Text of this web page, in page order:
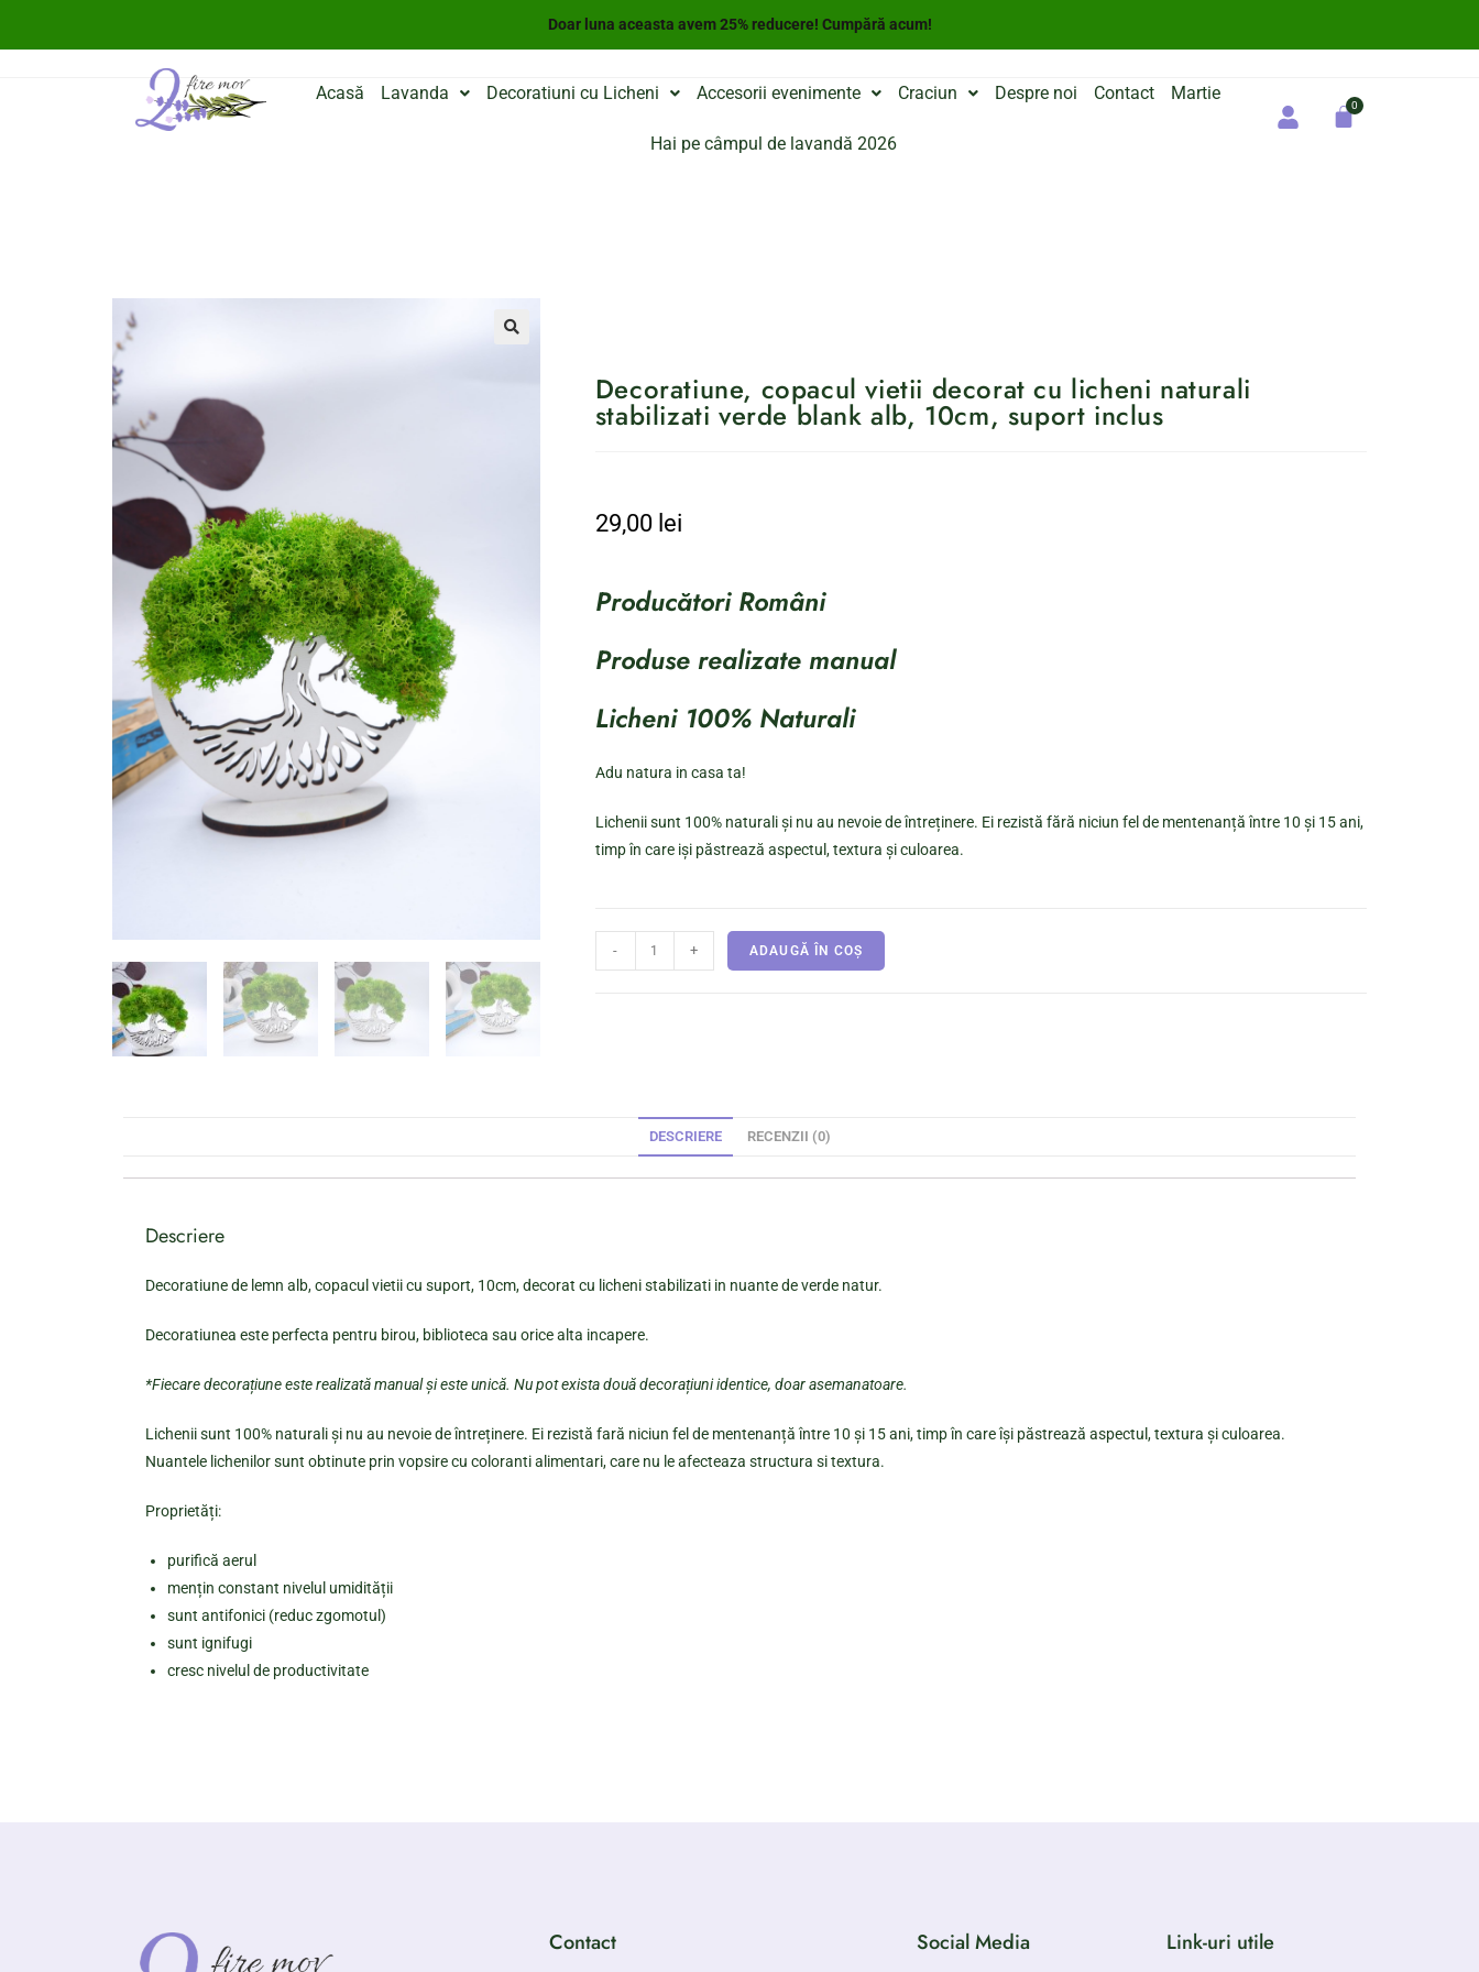
Doar luna aceasta avem 25% reducere! Cumpără acum!
Acasă Lavanda Decoratiuni cu Licheni Accesorii evenimente Craciun Despre noi Contact Martie
Hai pe câmpul de lavandă 2026
Decoratiune, copacul vietii decorat cu licheni naturali
stabilizati verde blank alb, 10cm, suport inclus
29,00 lei
Producători Români
Produse realizate manual
Licheni 100% Naturali
Adu natura in casa ta!
Lichenii sunt 100% naturali și nu au nevoie de întreținere. Ei rezistă fără niciun fel de mentenanță între 10 și 15 ani,
timp în care iși păstrează aspectul, textura și culoarea.
- + ADAUGĂ ÎN COȘ
DESCRIERE RECENZII (0)
Descriere
Decoratiune de lemn alb, copacul vietii cu suport, 10cm, decorat cu licheni stabilizati in nuante de verde natur.
Decoratiunea este perfecta pentru birou, biblioteca sau orice alta incapere.
*Fiecare decorațiune este realizată manual și este unică. Nu pot exista două decorațiuni identice, doar asemanatoare.
Lichenii sunt 100% naturali și nu au nevoie de întreținere. Ei rezistă fară niciun fel de mentenanță între 10 și 15 ani, timp în care își păstrează aspectul, textura și culoarea.
Nuantele lichenilor sunt obtinute prin vopsire cu coloranti alimentari, care nu le afecteaza structura si textura.
Proprietăți:
purifică aerul
mențin constant nivelul umidității
sunt antifonici (reduc zgomotul)
sunt ignifugi
cresc nivelul de productivitate
Contact Social Media Link-uri utile